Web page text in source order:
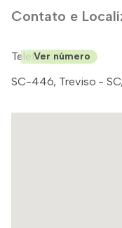
Contato e
Telefone: (48)
Ver número
SC-446, Treviso -